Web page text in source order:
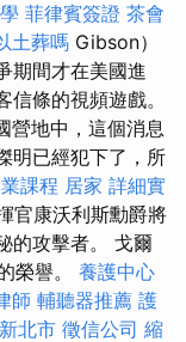
菲律賓簽證 茶會
土葬嗎 Gibson）
期間才在美國進
條的視頻遊戲。
營地中，這個消息
明已經犯下了，所
課程 居家 詳細實
官康沃利斯勳爵將
的攻擊者。 戈爾
榮譽。 養護中心
師 輔聽器推薦 護
北市 徵信公司 縮